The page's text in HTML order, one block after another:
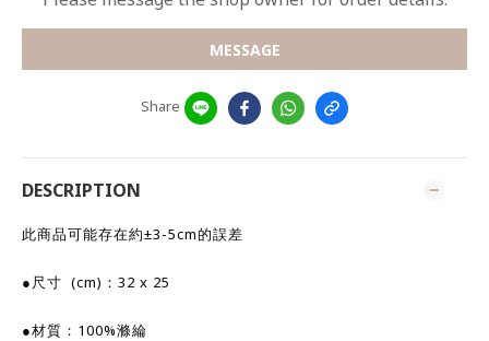
MESSAGE
Share
DESCRIPTION
此商品可能存在約±3-5cm的誤差
●尺寸 (cm)：32 x 25
●材質：100%滌綸